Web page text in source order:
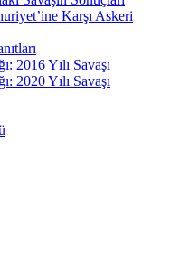
Karşı Askeri
2016 Yılı Savaşı
2020 Yılı Savaşı